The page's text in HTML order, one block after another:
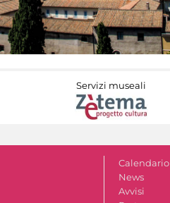
Servizi museali
Calendario
News
Avvisi